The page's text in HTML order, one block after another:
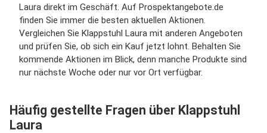
Laura direkt im Geschäft. Auf Prospektangebote.de
finden Sie immer die besten aktuellen Aktionen.
Vergleichen Sie Klappstuhl Laura mit anderen Angeboten
und prüfen Sie, ob sich ein Kauf jetzt lohnt. Behalten Sie
kommende Aktionen im Blick, denn manche Produkte sind
nur nächste Woche oder nur vor Ort verfügbar.
Häufig gestellte Fragen über Klappstuhl
Laura